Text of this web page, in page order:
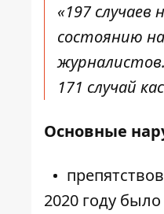
«197 случаев
состоянию на
журналистов.
171 случай
Основные
2020 году было